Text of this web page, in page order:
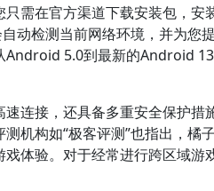
需在官方渠道下载安装包，安
动检测当前网络环境，并为您
Android 5.0到最新的Android
连接，还具备多重安全保护措
机构如“极客评测”也指出，橘
体验。对于经常进行跨区域游